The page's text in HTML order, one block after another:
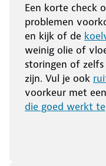
Een korte check
problemen
en kijk of de
weinig olie of
storingen of
zijn. Vul je ook
voorkeur met
die goed werkt